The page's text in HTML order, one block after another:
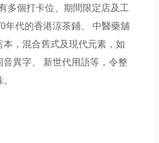
多個打卡位、期間限定店及工
代的香港涼茶鋪、 中醫藥舖
，混合舊式及現代元素，如
異字、 新世代用語等，令整